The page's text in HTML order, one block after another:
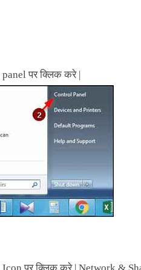
पर क्लिक करे |